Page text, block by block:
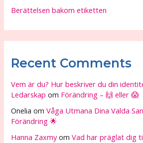
Berättelsen bakom etiketten
Recent Comments
Vem är du? Hur beskriver du din
Ledarskap om Förändring – 🙌 eller 😱
Onelia omVåga Utmana Dina Valda
Förändring 🌟
Hanna ZaxmyomVad har präglat dig